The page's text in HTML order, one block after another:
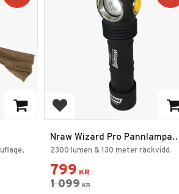
Lägg till i favoriter
Nraw Wizard Pro Pannlampa
Magnet USB 2300lm
2300 lumen & 130 meter räckvidd.
799 KR
1 099 KR